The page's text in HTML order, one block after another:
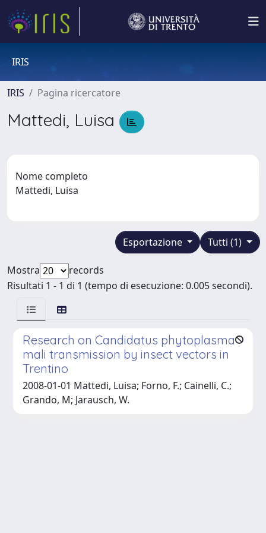
IRIS
IRIS Pagina ricercatore
Mattedi, Luisa
Nome completo
Mattedi, Luisa
Tutti (1)
Esportazione
Mostra
records
Risultati 1 - 1 di 1 (tempo di esecuzione: 0.005 secondi).
Research on Candidatus phytoplasma
mali transmission by insect vectors in
Trentino
2008-01-01 Mattedi, Luisa; Forno, F.; Cainelli, C.;
Grando, M; Jarausch, W.